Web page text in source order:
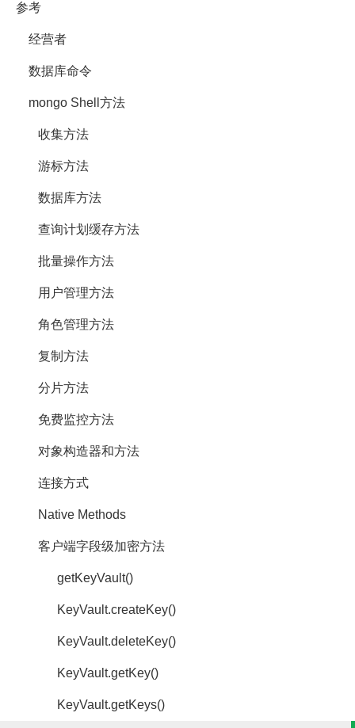
参考
经营者
数据库命令
mongo Shell方法
收集方法
游标方法
数据库方法
查询计划缓存方法
批量操作方法
用户管理方法
角色管理方法
复制方法
分片方法
免费监控方法
对象构造器和方法
连接方式
Native Methods
客户端字段级加密方法
getKeyVault()
KeyVault.createKey()
KeyVault.deleteKey()
KeyVault.getKey()
KeyVault.getKeys()